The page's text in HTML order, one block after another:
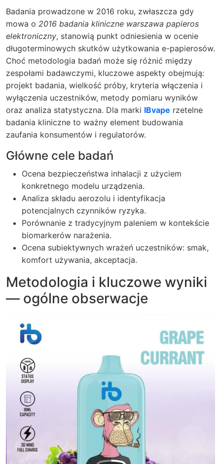
Badania prowadzone w 2016 roku, zwłaszcza gdy
mowa o 2016 badania kliniczne warszawa papieros
elektroniczny, stanowią punkt odniesienia w ocenie
długoterminowych skutków użytkowania e-papierosów.
Choć metodologia badań może się różnić między
zespołami badawczymi, kluczowe aspekty obejmują:
projekt badania, wielkość próby, kryteria włączenia i
wyłączenia uczestników, metody pomiaru wyników
oraz analiza statystyczna. Dla marki IBvape rzetelne
badania kliniczne to ważny element budowania
zaufania konsumentów i regulatorów.
Główne cele badań
Ocena bezpieczeństwa inhalacji z użyciem
konkretnego modelu urządzenia.
Analiza składu aerozolu i identyfikacja
potencjalnych czynników ryzyka.
Porównanie z tradycyjnym paleniem w kontekście
biomarkerów narażenia.
Ocena subiektywnych wrażeń uczestników: smak,
komfort używania, akceptacja.
Metodologia i kluczowe wyniki
— ogólne obserwacje